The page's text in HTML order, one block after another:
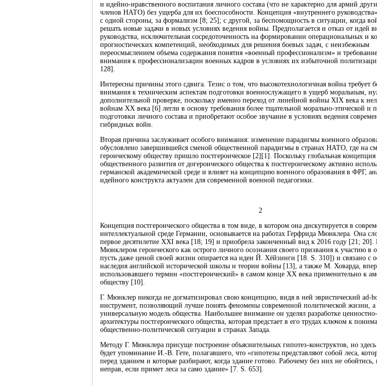
и идейно-нравственного воспитания личного состава (что не характерно для армий
членов НАТО) без ущерба для их боеспособности. Концепция «внутреннего
с одной стороны, за формализм [8; 25]; с другой, за беспомощность в ситуации, когда
решать новые задачи в новых условиях ведения войны. Предполагается и отказ от идей
руководства, исключительная сосредоточенность на формировании операциональных и
прогностических компетенций, необходимых для решения боевых задач, с неизбежным
переосмыслением объема содержания понятия «военный профессионализм» и
внимания к профессионализации военных кадров в условиях их избыточной
128].
Интересны причины этого сдвига. Тезис о том, что высокотехнологичная война требует
внимания к техническим аспектам подготовки военнослужащего в ущерб моральным,
дополнительной проверке, поскольку именно переход от линейной войны XIX века к
войнам ХХ века [6] легли в основу требования более тщательной морально-этической и
подготовки личного состава и приобретают особое звучание в условиях ведения
гибридных войн.
Вторая причина заслуживает особого внимания: изменение парадигмы военного
обусловлено завершившейся сменой общественной парадигмы в странах НАТО, где на
героическому обществу пришло постгероическое [2] [1] . Поскольку глобальная концепция
общественного развития от догероического общества к постгероическому активно
германской академической среде и влияет на концепцию военного образования в ФРГ,
идейного конструкта актуален для современной военной педагогики.
2
Концепция постгероического общества в том виде, в котором она дискутируется в
интеллектуальной среде Германии, основывается на работах Герфрида Мюнклера. Она
первое десятилетие XXI века [18; 19] и приобрела законченный вид к 2016 году [21; 20].
Мюнклером героического как острого личного осознания своего призвания к участию в
пусть даже ценой своей жизни опирается на идеи Й. Хёйзинги [18. S. 310]) и связано с
наследия английской исторической школы и теории войны [13], а также М. Ховарда,
использовавшего термин «постгероический» в самом конце XX века применительно к
обществу [10].
Г. Мюнклер никогда не догматизировал свою концепцию, видя в ней эвристический ad-
инструмент, позволяющий лучше понять феномены современной политической жизни, а
универсальную модель общества. Наибольшее внимание он уделял разработке
архитектуры постгероического общества, которая предстает в его трудах ключом к
общественно-политической ситуации в странах Запада.
Методу Г. Мюнклера присуще построение объяснительных гипотез-конструктов, но
будет упоминание И.-В. Гете, полагавшего, что «гипотезы представляют собой леса,
перед зданием и которые разбирают, когда здание готово. Рабочему без них не обойтись,
неправ, если примет леса за само здание» [7. S. 653].